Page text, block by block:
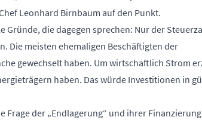
Leonhard Birnbaum auf den Punkt.
die dagegen sprechen: Nur der
Die meisten ehemaligen Beschäftigten der
gewechselt haben. Um wirtschaftlich Strom
haben. Das würde Investitionen in
Frage der „Endlagerung“ und ihrer